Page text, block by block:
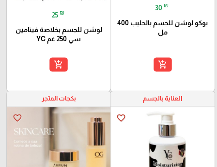
30 ₪
يوكو لوشن للجسم بالحليب 400
مل
add_shopping_cart
25 ₪
لوشن للجسم بخلاصة فيتامين
سي 250 غم YC
add_shopping_cart
العناية بالجسم
favorite_border
بكجات المتجر
favorite_border